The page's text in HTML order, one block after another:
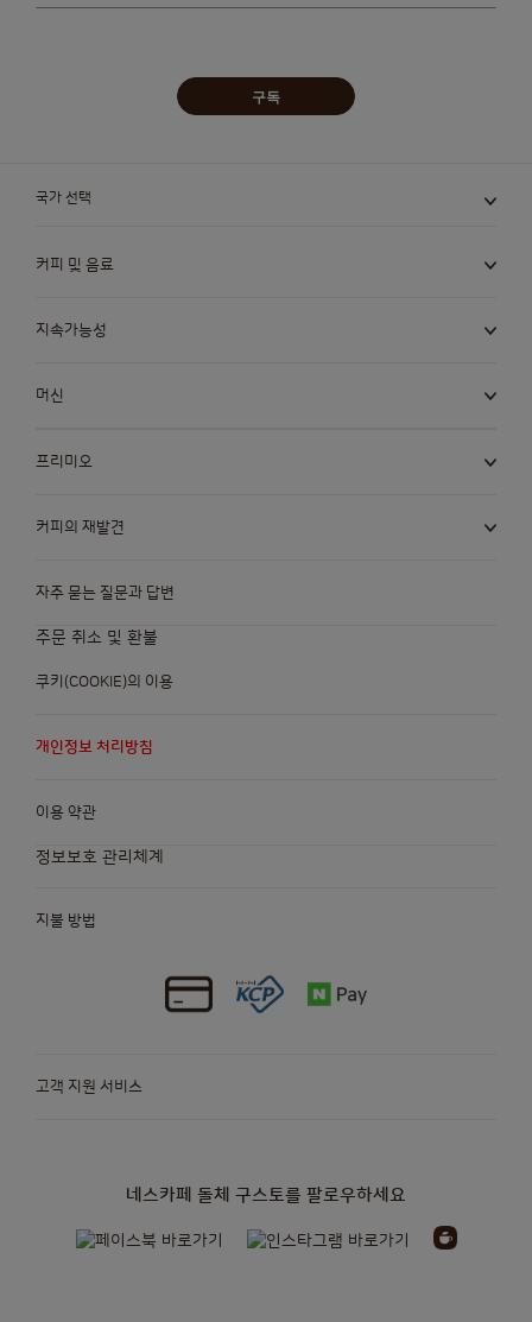
구독
국가 선택
커피 및 음료
지속가능성
머신
프리미오
커피의 재발견
네스카페 돌체 구스토를 팔로우하세요
지불 방법
고객 지원 서비스
자주 묻는 질문과 답변
주문 취소 및 환불
쿠키(COOKIE)의 이용
개인정보 처리방침
이용 약관
정보보호 관리체계